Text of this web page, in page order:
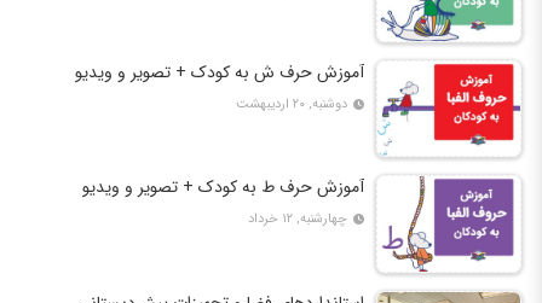
آموزش حرف ش به کودک + تصویر و ویدیو
دوشنبه, ۲۰ اردیبهشت
آموزش حرف ط به کودک + تصویر و ویدیو
چهارشنبه, ۱۲ خرداد